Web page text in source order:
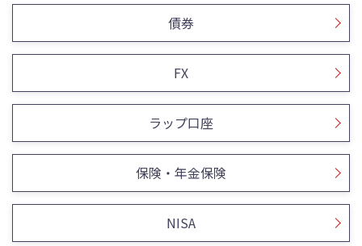
債券
FX
ラップ口座
保険・年金保険
NISA